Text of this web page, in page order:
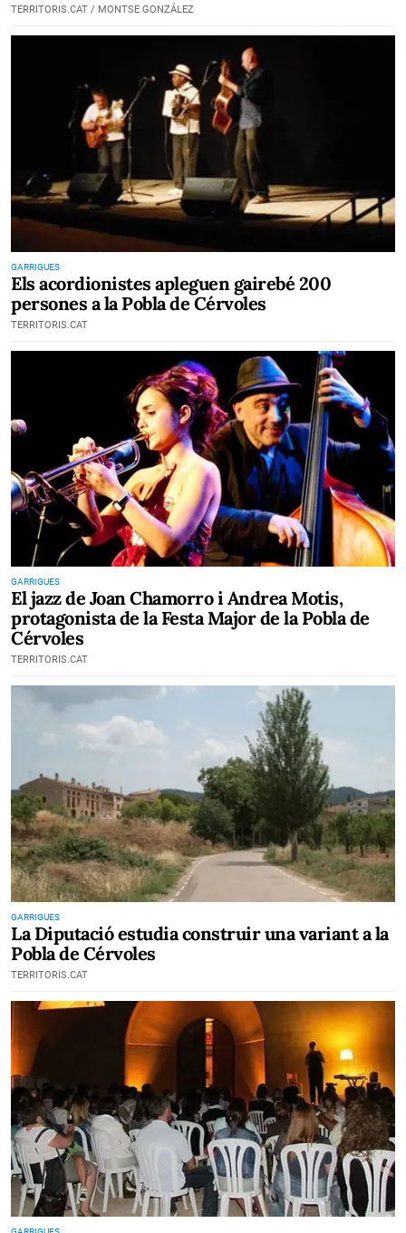
TERRITORIS.CAT / MONTSE GONZÁLEZ
GARRIGUES
Els acordionistes apleguen gairebé 200
persones a la Pobla de Cérvoles
TERRITORIS.CAT
GARRIGUES
El jazz de Joan Chamorro i Andrea Motis,
protagonista de la Festa Major de la Pobla de
Cérvoles
TERRITORIS.CAT
GARRIGUES
La Diputació estudia construir una variant a la
Pobla de Cérvoles
TERRITORIS.CAT